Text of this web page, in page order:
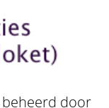
door